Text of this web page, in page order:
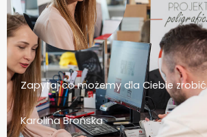
Zapytaj co możemy dla Ciebie zrobić
Karolina Brońska